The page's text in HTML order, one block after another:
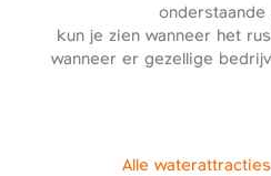
onderstaande
kun je zien wanneer het
wanneer er gezellige
Alle